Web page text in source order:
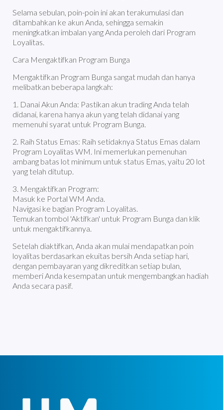
Selama sebulan, poin-poin ini akan terakumulasi dan
ditambahkan ke akun Anda, sehingga semakin
meningkatkan imbalan yang Anda peroleh dari Program
Loyalitas.
Cara Mengaktifkan Program Bunga
Mengaktifkan Program Bunga sangat mudah dan hanya
melibatkan beberapa langkah:
1. Danai Akun Anda: Pastikan akun trading Anda telah
didanai, karena hanya akun yang telah didanai yang
memenuhi syarat untuk Program Bunga.
2. Raih Status Emas: Raih setidaknya Status Emas dalam
Program Loyalitas WM. Ini memerlukan pemenuhan
ambang batas lot minimum untuk status Emas, yaitu 20 lot
yang telah ditutup.
3. Mengaktifkan Program:
Masuk ke Portal WM Anda.
Navigasi ke bagian Program Loyalitas.
Temukan tombol 'Aktifkan' untuk Program Bunga dan klik
untuk mengaktifkannya.
Setelah diaktifkan, Anda akan mulai mendapatkan poin
loyalitas berdasarkan ekuitas bersih Anda setiap hari,
dengan pembayaran yang dikreditkan setiap bulan,
memberi Anda kesempatan untuk mengembangkan hadiah
Anda secara pasif.